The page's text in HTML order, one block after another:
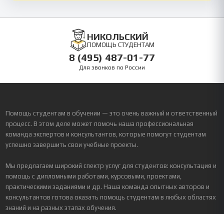
НИКОЛЬСКИЙ
ПОМОЩЬ СТУДЕНТАМ
8 (495) 487-01-77
Для звонков по России
Помощь студентам в обучении — это очень важный и ответственный
процесс. В этом деле может помочь наша профессиональная
команда экспертов и консультантов, которые помогут студентам
успешно завершить свои учебные проекты.
Мы предлагаем широкий спектр услуг для студентов: консультация и
помощь с дипломными работами, курсовыми, проектами,
практическими заданиями и др. Наша команда опытных авторов и
консультантов готова оказать помощь студентам в любых областях
знаний и на разных этапах обучения.